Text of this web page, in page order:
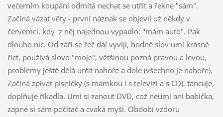
večerním koupání odmítá nechat se utřít a řekne "sám".
Začíná vázat věty - první náznak se objevil už někdy v
červemci, kdy z něj najednou vypadlo: "mám auto". Pak
dlouho nic. Od září se řeč dál vyvíjí, hodně slov umí krásně
říct, používá slovo "moje", většinou pozná pravou a levou,
problémy ještě dělá určit nahoře a dole (všechno je nahoře).
Začíná zpívat písničky (s mamkou i s televizí a s CD), tancuje,
doplňuje říkadla. Umí si zanout DVD, což neumí ani babička,
zapne si sám počítač a cvaká myší. Období vzdoru